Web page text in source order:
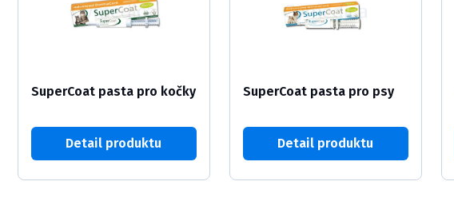
SuperCoat pasta pro kočky
Detail produktu
SuperCoat pasta pro psy
Detail produktu